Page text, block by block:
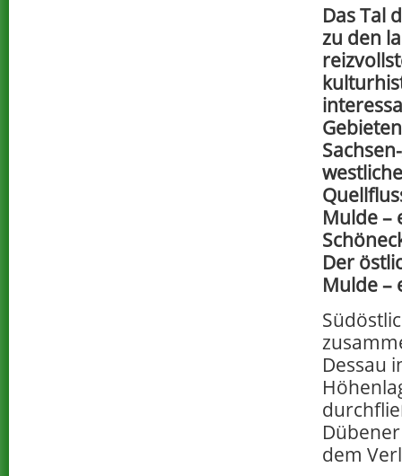
Das Tal
zu den
Mulde –
Der
Mulde –
Dessau
dem